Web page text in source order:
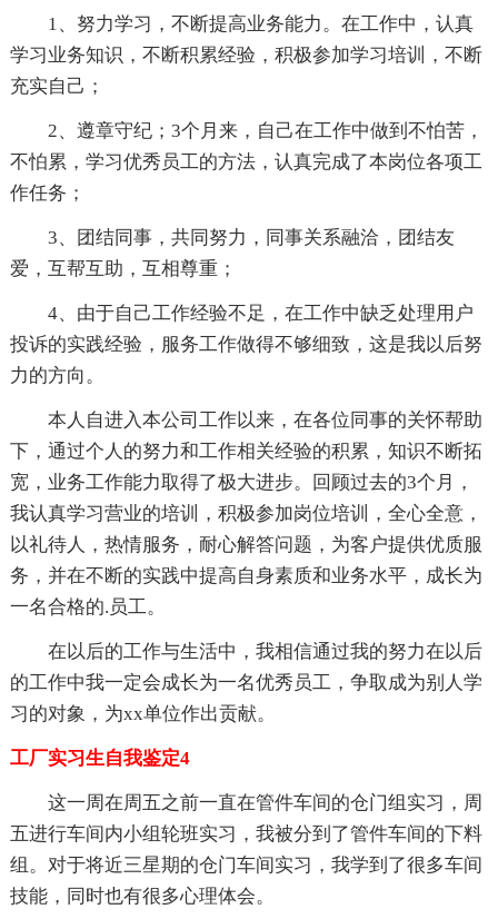
1、努力学习，不断提高业务能力。在工作中，认真
学习业务知识，不断积累经验，积极参加学习培训，不断
充实自己；
2、遵章守纪；3个月来，自己在工作中做到不怕苦，
不怕累，学习优秀员工的方法，认真完成了本岗位各项工
作任务；
3、团结同事，共同努力，同事关系融洽，团结友
爱，互帮互助，互相尊重；
4、由于自己工作经验不足，在工作中缺乏处理用户
投诉的实践经验，服务工作做得不够细致，这是我以后努
力的方向。
本人自进入本公司工作以来，在各位同事的关怀帮助
下，通过个人的努力和工作相关经验的积累，知识不断拓
宽，业务工作能力取得了极大进步。回顾过去的3个月，
我认真学习营业的培训，积极参加岗位培训，全心全意，
以礼待人，热情服务，耐心解答问题，为客户提供优质服
务，并在不断的实践中提高自身素质和业务水平，成长为
一名合格的.员工。
在以后的工作与生活中，我相信通过我的努力在以后
的工作中我一定会成长为一名优秀员工，争取成为别人学
习的对象，为xx单位作出贡献。
工厂实习生自我鉴定4
这一周在周五之前一直在管件车间的仓门组实习，周
五进行车间内小组轮班实习，我被分到了管件车间的下料
组。对于将近三星期的仓门车间实习，我学到了很多车间
技能，同时也有很多心理体会。